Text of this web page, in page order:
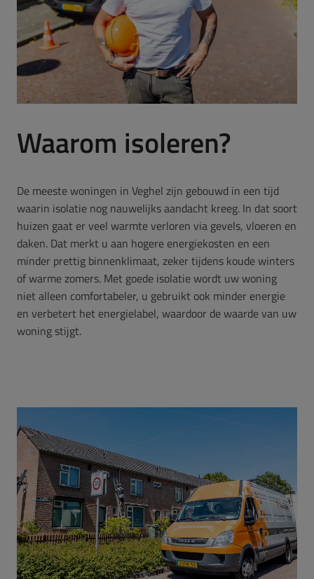
Waarom isoleren?
De meeste woningen in Veghel zijn gebouwd in een tijd
waarin isolatie nog nauwelijks aandacht kreeg. In dat soort
huizen gaat er veel warmte verloren via gevels, vloeren en
daken. Dat merkt u aan hogere energiekosten en een
minder prettig binnenklimaat, zeker tijdens koude winters
of warme zomers. Met goede isolatie wordt uw woning
niet alleen comfortabeler, u gebruikt ook minder energie
en verbetert het energielabel, waardoor de waarde van uw
woning stijgt.